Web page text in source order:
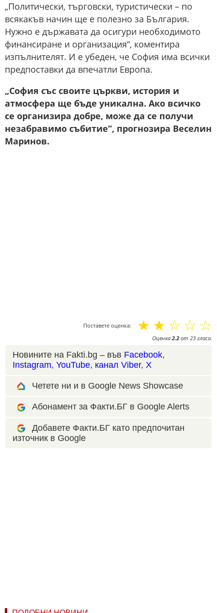
„Политически, търговски, туристически – по
всякакъв начин ще е полезно за България.
Нужно е държавата да осигури необходимото
финансиране и организация“, коментира
изпълнителят. И е убеден, че София има всички
предпоставки да впечатли Европа.
„София със своите църкви, история и
атмосфера ще бъде уникална. Ако всичко
се организира добре, може да се получи
незабравимо събитие“, прогнозира Веселин
Маринов.
Поставете оценка: ☆
☆
☆
☆
☆
Оценка2.2 от 23 гласа.
Новините на Fakti.bg – във Facebook,
Instagram, YouTube, канал Viber, X
Четете ни и в Google News Showcase
Абонамент за Факти.БГ в Google Alerts
Добавете Факти.БГ като предпочитан
източник в Google